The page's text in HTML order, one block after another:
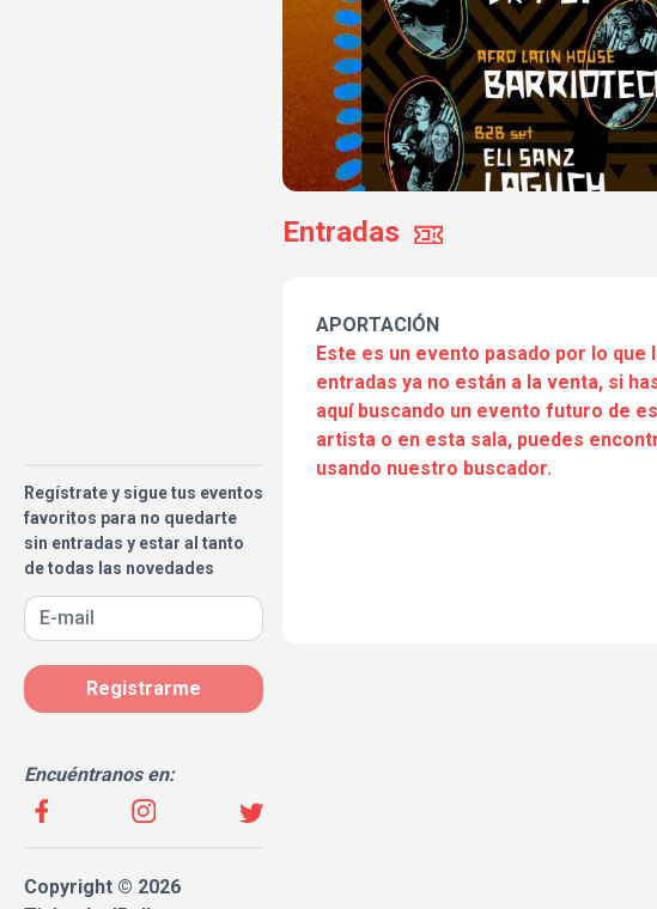
Regístrate y sigue tus eventos
favoritos para no quedarte
sin entradas y estar al tanto
de todas las novedades
Registrarme
Encuéntranos en:
Copyright © 2026
Entradas
APORTACIÓN
Este es un evento pasado por lo que
entradas ya no están a la venta, si
aquí buscando un evento futuro de
artista o en esta sala, puedes
usando nuestro buscador.